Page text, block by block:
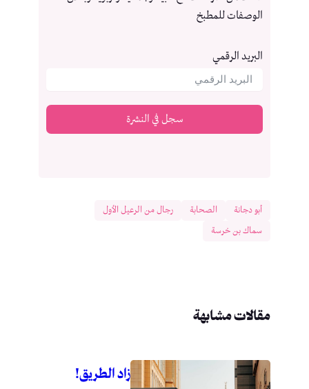
الوصفات للمطبخ
البريد الرقمي
سجل في النشرة
أبو دجانة الصحابة رجال من الرعيل الأول
سماك بن خرسة
مقالات مشابهة
زاد الطريق!